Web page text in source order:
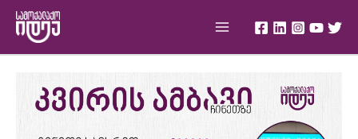
content